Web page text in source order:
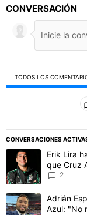
CONVERSACIÓN
TODOS LOS
Todos los
CONVERSACIONES ACTIVAS
Este listado muestra
Un artículo deErik Lira